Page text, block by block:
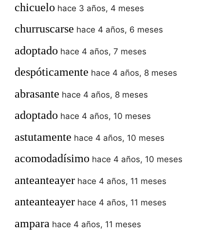
chicuelo hace 3 años, 4 meses
churruscarse hace 4 años, 6 meses
adoptado hace 4 años, 7 meses
despóticamente hace 4 años, 8 meses
abrasante hace 4 años, 8 meses
adoptado hace 4 años, 10 meses
astutamente hace 4 años, 10 meses
acomodadísimo hace 4 años, 10 meses
anteanteayer hace 4 años, 11 meses
anteanteayer hace 4 años, 11 meses
ampara hace 4 años, 11 meses